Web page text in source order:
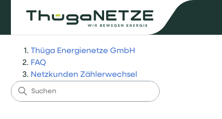
Thüga Energienetze GmbH
FAQ
Netzkunden Zählerwechsel